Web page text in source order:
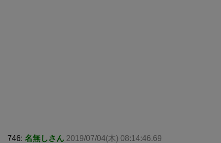
746: 名無しさん 2019/07/04(木) 08:14:46.69